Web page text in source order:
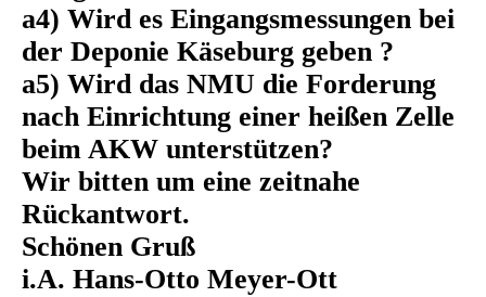
a4) Wird es Eingangsmessungen bei
der Deponie Käseburg geben ?
a5) Wird das NMU die Forderung
nach Einrichtung einer heißen Zelle
beim AKW unterstützen?
Wir bitten um eine zeitnahe
Rückantwort.
Schönen Gruß
i.A. Hans-Otto Meyer-Ott